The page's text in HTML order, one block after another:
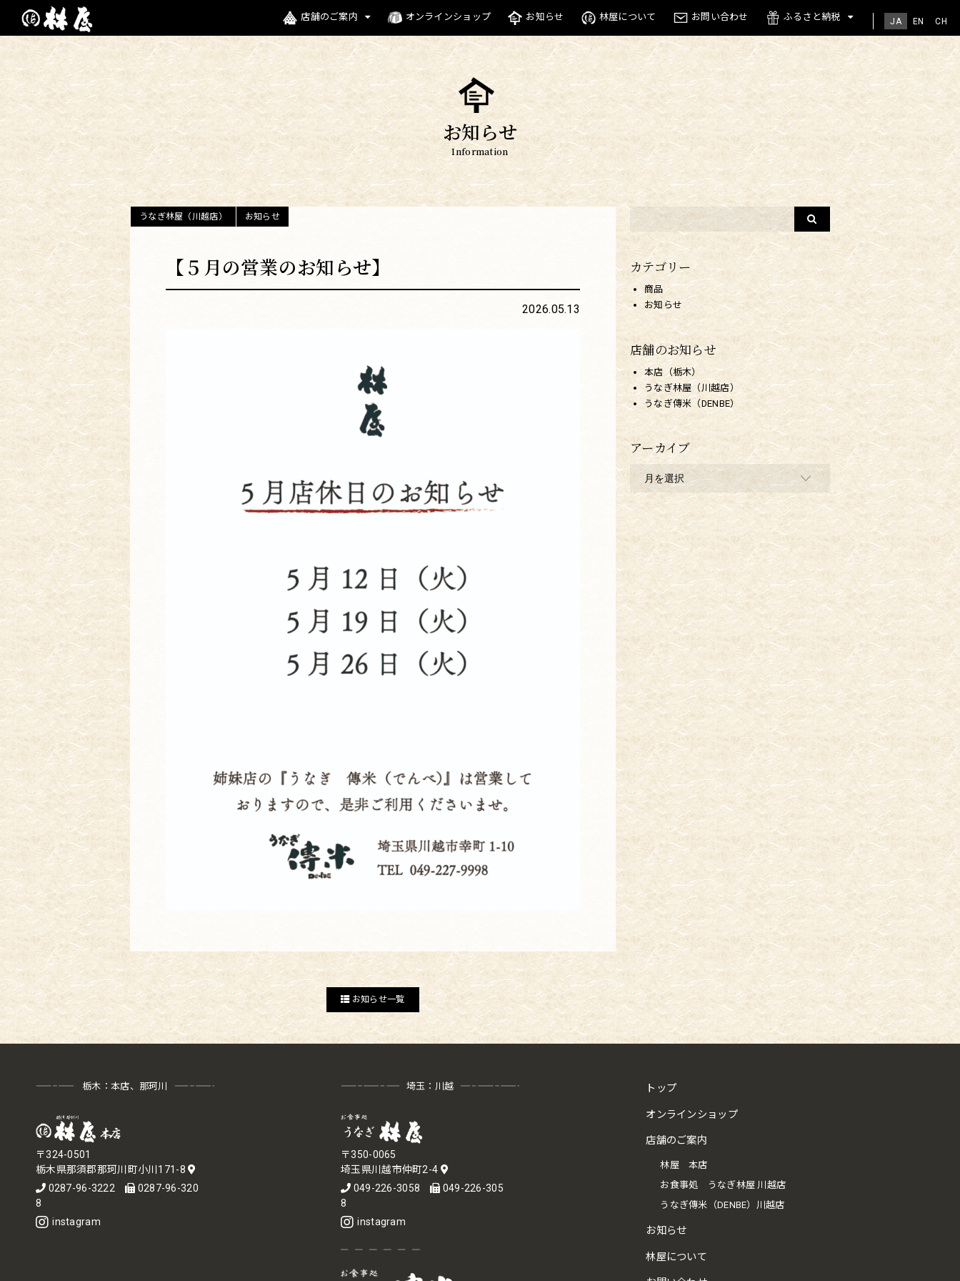
JA EN CH
店舗のご案内 オンラインショップ お知らせ 林屋について お問い合わせ ふるさと納税
お知らせ
Information
【５月の営業のお知らせ】
2026.05.13
うなぎ林屋（川越店） お知らせ
お知らせ一覧
カテゴリー
商品
お知らせ
店舗のお知らせ
本店（栃木）
うなぎ林屋（川越店）
うなぎ傳米（DENBE）
アーカイブ
栃木：本店、那珂川
〒324-0501
栃木県那須郡那珂川町小川171-8
0287-96-3222
0287-96-320
8
instagram
埼玉：川越
〒350-0065
埼玉県川越市仲町2-4
049-226-3058
049-226-305
8
instagram
トップ
オンラインショップ
店舗のご案内
林屋 本店
お食事処 うなぎ林屋 川越店
うなぎ傳米（DENBE）川越店
お知らせ
林屋について